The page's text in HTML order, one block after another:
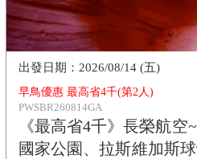
早鳥優惠 最高省4千(第2人)
PWSBR260814GA
《最高省4千》長榮航
國家公園、拉斯維加斯
2026/08/14 (五)